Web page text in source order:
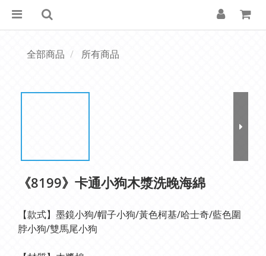
全部商品 所有商品
《8199》卡通小狗木漿洗晚海綿
【款式】墨鏡小狗/帽子小狗/黃色柯基/哈士奇/藍色圍
脖小狗/雙馬尾小狗